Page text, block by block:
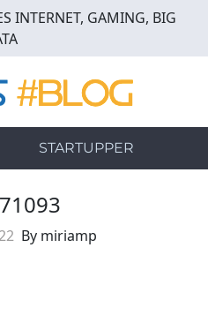
INTERNET, GAMING, BIG
STARTUPPER
By miriamp